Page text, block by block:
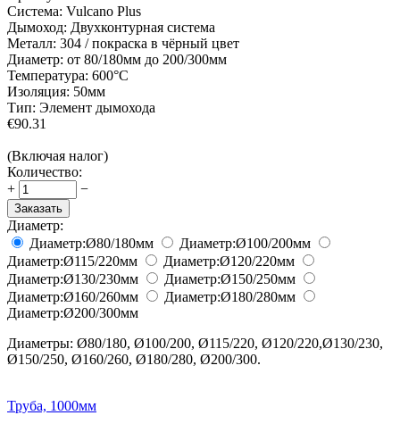
Система: Vulcano Plus
Дымоход: Двухконтурная система
Металл: 304 / покраска в чёрный цвет
Диаметр: от 80/180мм до 200/300мм
Температура: 600°С
Изоляция: 50мм
Тип: Элемент дымохода
€90.31
(Включая налог)
Количество:
+
−
Заказать
Диаметр:
Диаметр:Ø80/180мм Диаметр:Ø100/200мм
Диаметр:Ø115/220мм Диаметр:Ø120/220мм
Диаметр:Ø130/230мм Диаметр:Ø150/250мм
Диаметр:Ø160/260мм Диаметр:Ø180/280мм
Диаметр:Ø200/300мм
Диаметры: Ø80/180, Ø100/200, Ø115/220, Ø120/220,Ø130/230,
Ø150/250, Ø160/260, Ø180/280, Ø200/300.
Труба, 1000мм